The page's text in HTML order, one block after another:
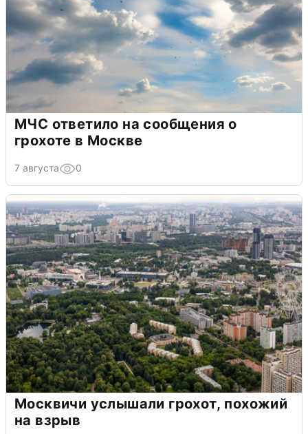
МЧС ответило на сообщения о
грохоте в Москве
7 августа 0
Москвичи услышали грохот, похожий
на взрыв